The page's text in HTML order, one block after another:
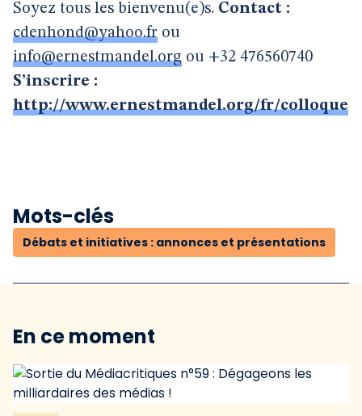
Soyez tous les bienvenu(e)s. Contact :
cdenhond@yahoo.fr ou
info@ernestmandel.org ou +32 476560740
S’inscrire :
http://www.ernestmandel.org/fr/colloque
Mots-clés
Débats et initiatives : annonces et présentations
En ce moment